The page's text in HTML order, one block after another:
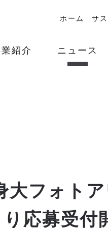
ホーム サ
紹介 ニュース
大フォトア
応募受付